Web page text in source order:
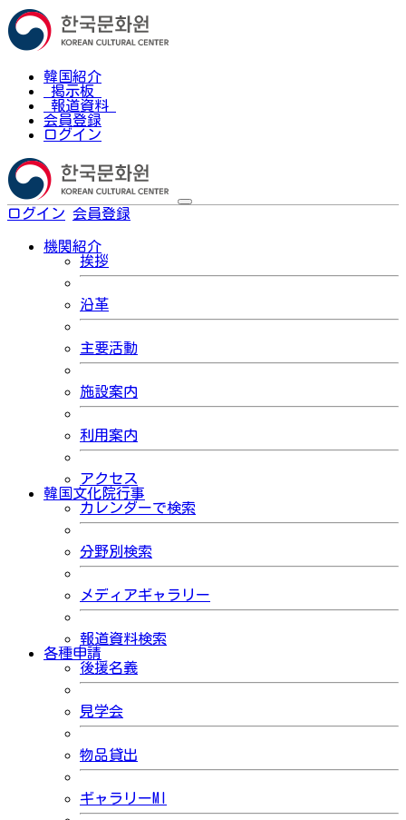
韓国紹介
掲示板
報道資料
会員登録
ログイン
ログイン 会員登録
機関紹介
挨拶
沿革
主要活動
施設案内
利用案内
アクセス
韓国文化院行事
カレンダーで検索
分野別検索
メディアギャラリー
報道資料検索
各種申請
後援名義
見学会
物品貸出
ギャラリーMI